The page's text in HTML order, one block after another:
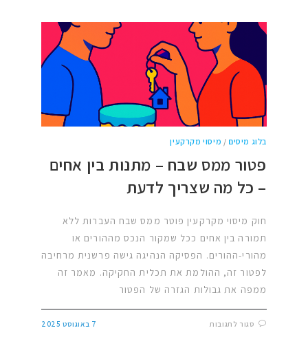
בלוג מיסים / מיסוי מקרקעין
פטור ממס שבח – מתנות בין אחים
– כל מה שצריך לדעת
חוק מיסוי מקרקעין פוטר ממס שבח העברות ללא
תמורה בין אחים ככל שמקור הנכס מההורים או
מהורי-ההורים. הפסיקה הנהיגה גישה פרשנית מרחיבה
לפטור זה, ההולמת את תכלית החקיקה. מאמר זה
ממפה את גבולות הגזרה של הפטור
סגור לתגובות 7 באוגוסט 2025